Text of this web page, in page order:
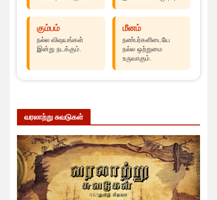
கும்பம்
நல்ல விஷயங்கள்
இன்று நடக்கும்.
மீனம்
நண்பர்களிடையே
நல்ல ஒற்றுமை
உருவாகும்.
வரலாற்று சுவடுகள்